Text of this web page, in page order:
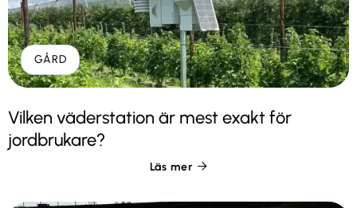
GÅRD
Vilken väderstation är mest exakt för
jordbrukare?
Läs mer 